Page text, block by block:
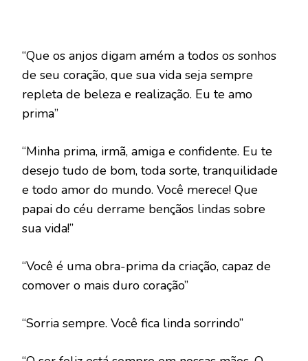
“Que os anjos digam amém a todos os sonhos
de seu coração, que sua vida seja sempre
repleta de beleza e realização. Eu te amo
prima”
“Minha prima, irmã, amiga e confidente. Eu te
desejo tudo de bom, toda sorte, tranquilidade
e todo amor do mundo. Você merece! Que
papai do céu derrame bençãos lindas sobre
sua vida!”
“Você é uma obra-prima da criação, capaz de
comover o mais duro coração”
“Sorria sempre. Você fica linda sorrindo”